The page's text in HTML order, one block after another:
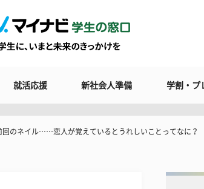
就活応援 新社会人準備 学割・プ
回のネイル……恋人が覚えているとうれしいことってなに？